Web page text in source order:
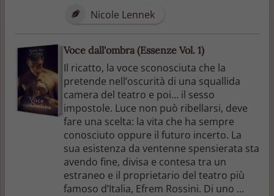
Nicole Lennek
Voce dall'ombra (Essenze Vol. 1)
Il ricatto, la voce sconosciuta che la
pretende nell’oscurità di una squallida
camera del teatro e poi… il sesso
impostole. Luce non può ribellarsi, deve
fare una scelta: la vita che ha sempre
conosciuto oppure il futuro incerto. La
sua esistenza da ventenne spensierata sta
avendo fine, divisa e contesa tra un
estraneo e il proprietario del teatro più
famoso d’Italia, Efrem Rossini. Di uno ...